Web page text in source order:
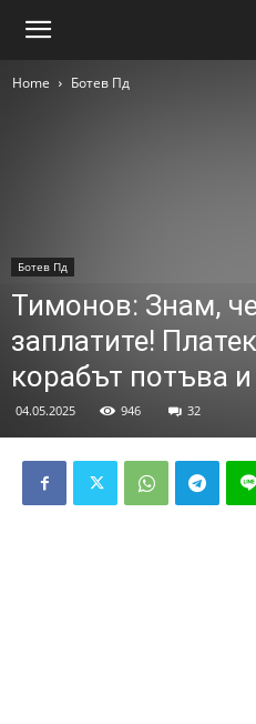
Home Ботев Пд
Ботев Пд
Тимонов: Знам,
заплатите!
корабът потъва
04.05.2025 946 32